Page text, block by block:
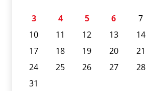
3
4 5 6 7
10
11 12 13 14
17
18 19 20 21
24
25 26 27 28
31